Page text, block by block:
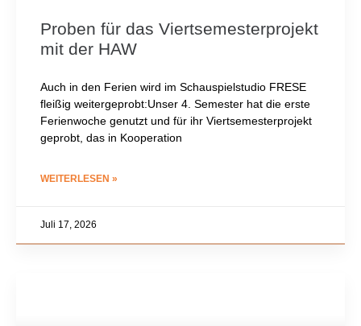
Proben für das Viertsemesterprojekt
mit der HAW
Auch in den Ferien wird im Schauspielstudio FRESE
fleißig weitergeprobt:Unser 4. Semester hat die erste
Ferienwoche genutzt und für ihr Viertsemesterprojekt
geprobt, das in Kooperation
WEITERLESEN »
Juli 17, 2026